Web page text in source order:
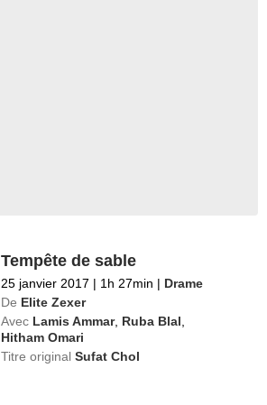
Tempête de sable
25 janvier 2017 | 1h 27min | Drame
De Elite Zexer
Avec Lamis Ammar, Ruba Blal
Hitham Omari
Titre originalSufat Chol